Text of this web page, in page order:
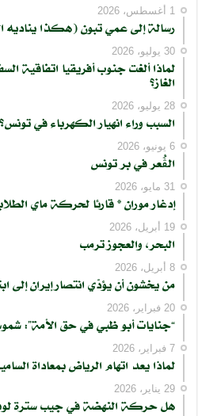
1 أغسطس، 2026
رسالة إلى عمي تبون (هكذا يناديه
30 يوليو، 2026
لماذا ألغت جنوب أفريقيا اتفاقية
الغاز؟
28 يوليو، 2026
السبب وراء انهيار الكهرباء في تونس؟
6 يونيو، 2026
الڨُعر في بر تونس
31 مايو، 2026
إدغار موران * قارئا لحركة ماي
19 أبريل، 2026
البحر، والعجوز ترمب
8 أبريل، 2026
من يخشون أن يؤدّي انتصار إيران إلى
20 فبراير، 2026
“جنايات أبو ظبي في حق الأمة”:
7 فبراير، 2026
لماذا يعد اتهام الرياض بمعاداة
29 يناير، 2026
هل حركة النهضة في جيب سترة